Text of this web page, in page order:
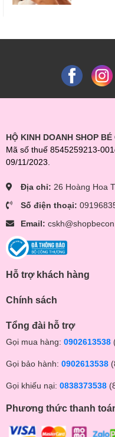
HỘ KINH DOANH SHOP BÉ
Mã số thuế 8545259213-
09/11/2023.
Địa chỉ: 26 Hoàng Hoa
Số điện thoại:
Email:
Hỗ trợ khách hàng
Chính sách
Tổng đài hỗ trợ
Gọi mua hàng: 0902613538
Gọi bảo hành: 0902613538
Gọi khiếu nại: 0838373538
Phương thức thanh